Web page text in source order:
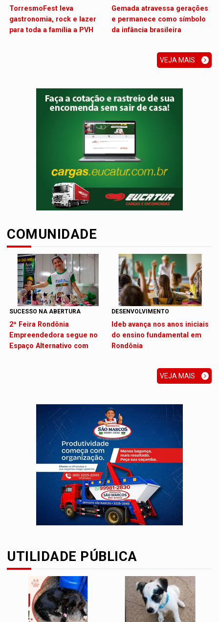
TorresmoFest leva
gastronomia, rock e lazer
para toda a família a PVH
Gemada atravessa gerações
e permanece como símbolo
da infância brasileira
VEJA MAIS
COMUNIDADE
SUCESSO NA ABERTURA
2ª Feira Rondônia
Empreendedora segue no
Espaço Alternativo com
DESENVOLVIMENTO
Ideb avança nos anos iniciais
do ensino fundamental em
Rondônia
VEJA MAIS
UTILIDADE PÚBLICA